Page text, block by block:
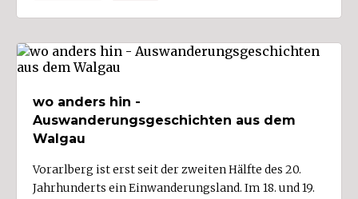
wo anders hin -
Auswanderungsgeschichten aus dem
Walgau
Vorarlberg ist erst seit der zweiten Hälfte des 20.
Jahrhunderts ein Einwanderungsland. Im 18. und 19.